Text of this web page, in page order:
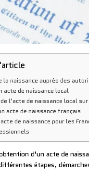
la naissance auprès des
acte de naissance local
l’acte de naissance local
acte de naissance français
de naissance pour les
d’un acte de
étapes,